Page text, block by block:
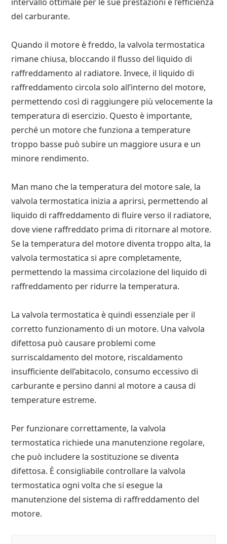
del carburante.
Quando il motore è freddo, la valvola termostatica
rimane chiusa, bloccando il flusso del liquido di
raffreddamento al radiatore. Invece, il liquido di
raffreddamento circola solo all’interno del motore,
permettendo così di raggiungere più velocemente la
temperatura di esercizio. Questo è importante,
perché un motore che funziona a temperature
troppo basse può subire un maggiore usura e un
minore rendimento.
Man mano che la temperatura del motore sale, la
valvola termostatica inizia a aprirsi, permettendo al
liquido di raffreddamento di fluire verso il radiatore,
dove viene raffreddato prima di ritornare al motore.
Se la temperatura del motore diventa troppo alta, la
valvola termostatica si apre completamente,
permettendo la massima circolazione del liquido di
raffreddamento per ridurre la temperatura.
La valvola termostatica è quindi essenziale per il
corretto funzionamento di un motore. Una valvola
difettosa può causare problemi come
surriscaldamento del motore, riscaldamento
insufficiente dell’abitacolo, consumo eccessivo di
carburante e persino danni al motore a causa di
temperature estreme.
Per funzionare correttamente, la valvola
termostatica richiede una manutenzione regolare,
che può includere la sostituzione se diventa
difettosa. È consigliabile controllare la valvola
termostatica ogni volta che si esegue la
manutenzione del sistema di raffreddamento del
motore.